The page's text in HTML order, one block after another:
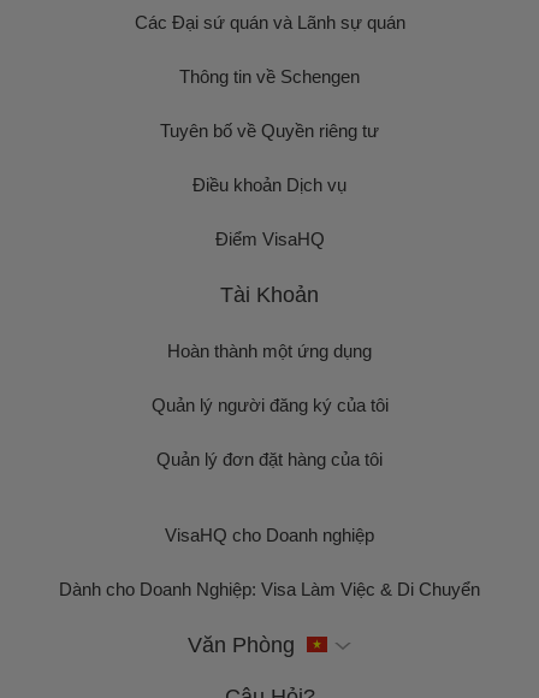
Các Đại sứ quán và Lãnh sự quán
Thông tin về Schengen
Tuyên bố về Quyền riêng tư
Điều khoản Dịch vụ
Điểm VisaHQ
Tài Khoản
Hoàn thành một ứng dụng
Quản lý người đăng ký của tôi
Quản lý đơn đặt hàng của tôi
VisaHQ cho Doanh nghiệp
Dành cho Doanh Nghiệp: Visa Làm Việc & Di Chuyển
Văn Phòng